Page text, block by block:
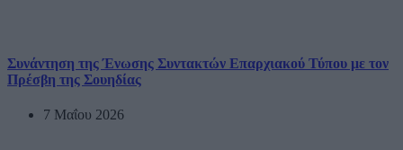
Συνάντηση της Ένωσης Συντακτών Επαρχιακού Τύπου με τον
Πρέσβη της Σουηδίας
7 Μαΐου 2026